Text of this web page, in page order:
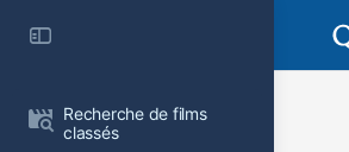
Recherche de films
classés